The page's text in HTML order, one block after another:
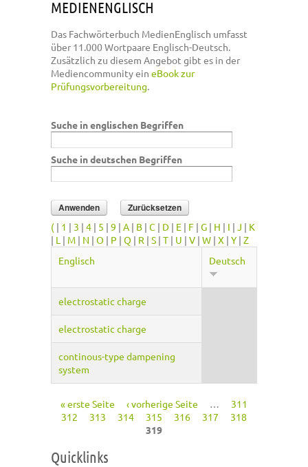
MEDIENENGLISCH
Das Fachwörterbuch MedienEnglisch umfasst
über 11.000 Wortpaare Englisch-Deutsch.
Zusätzlich zu diesem Angebot gibt es in der
Mediencommunity ein eBook zur
Prüfungsvorbereitung.
Suche in englischen Begriffen
Suche in deutschen Begriffen
( | 1 | 3 | 4 | 5 | 9 | A | B | C | D | E | F | G | H | I | J | K
| L | M | N | O | P | Q | R | S | T | U | V | W | X | Y | Z
Englisch
Deutsch
electrostatic charge
electrostatic charge
continous-type dampening
system
Seiten
« erste Seite ‹ vorherige Seite …
311
312
313 314 315 316 317
318
319
Quicklinks